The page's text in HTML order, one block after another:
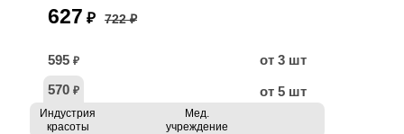
627 ₽ 722 ₽
595 ₽
от 3 шт
570 ₽ от 5 шт
Индустрия
красоты
Мед.
учреждение